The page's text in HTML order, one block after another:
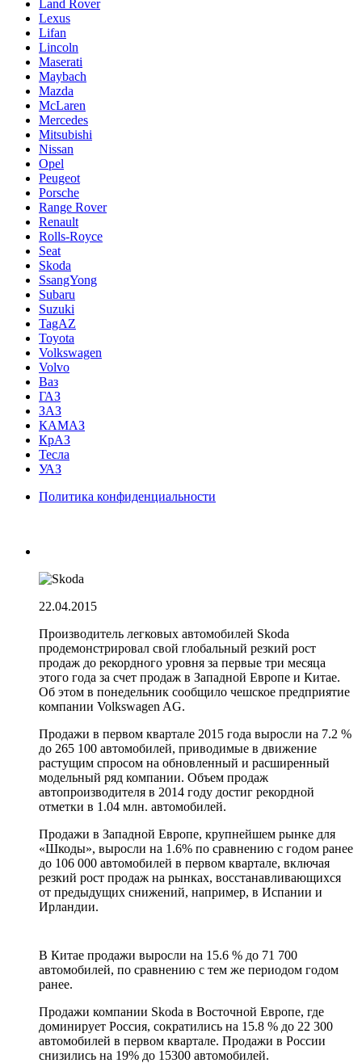
Land Rover
Lexus
Lifan
Lincoln
Maserati
Maybach
Mazda
McLaren
Mercedes
Mitsubishi
Nissan
Opel
Peugeot
Porsche
Range Rover
Renault
Rolls-Royce
Seat
Skoda
SsangYong
Subaru
Suzuki
TagAZ
Toyota
Volkswagen
Volvo
Ваз
ГАЗ
ЗАЗ
КАМАЗ
КрАЗ
Тесла
УАЗ
Политика конфиденциальности
22.04.2015
Производитель легковых автомобилей Skoda
продемонстрировал свой глобальный резкий рост
продаж до рекордного уровня за первые три месяца
этого года за счет продаж в Западной Европе и Китае.
Об этом в понедельник сообщило чешское предприятие
компании Volkswagen AG.
Продажи в первом квартале 2015 года выросли на 7.2 %
до 265 100 автомобилей, приводимые в движение
растущим спросом на обновленный и расширенный
модельный ряд компании. Объем продаж
автопроизводителя в 2014 году достиг рекордной
отметки в 1.04 млн. автомобилей.
Продажи в Западной Европе, крупнейшем рынке для
«Шкоды», выросли на 1.6% по сравнению с годом ранее
до 106 000 автомобилей в первом квартале, включая
резкий рост продаж на рынках, восстанавливающихся
от предыдущих снижений, например, в Испании и
Ирландии.
В Китае продажи выросли на 15.6 % до 71 700
автомобилей, по сравнению с тем же периодом годом
ранее.
Продажи компании Skoda в Восточной Европе, где
доминирует Россия, сократились на 15.8 % до 22 300
автомобилей в первом квартале. Продажи в России
снизились на 19% до 15300 автомобилей.